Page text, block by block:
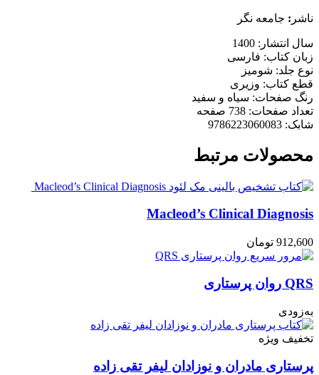
ناشر : جامعه نگر
سال انتشار: 1400
زبان کتاب: فارسی
نوع جلد: شومیز
قطع کتاب: وزیری
رنگ صفحات: سیاه و سفید
تعداد صفحات: 738 صفحه
شابک: 9786223060083
محصولات مرتبط
Macleod’s Clinical Diagnosis
912,600 تومان
QRS روان پرستاری
به‌زودی
تخفیف ویژه
پرستاری مادران و نوزادان لیفر تقی زاده